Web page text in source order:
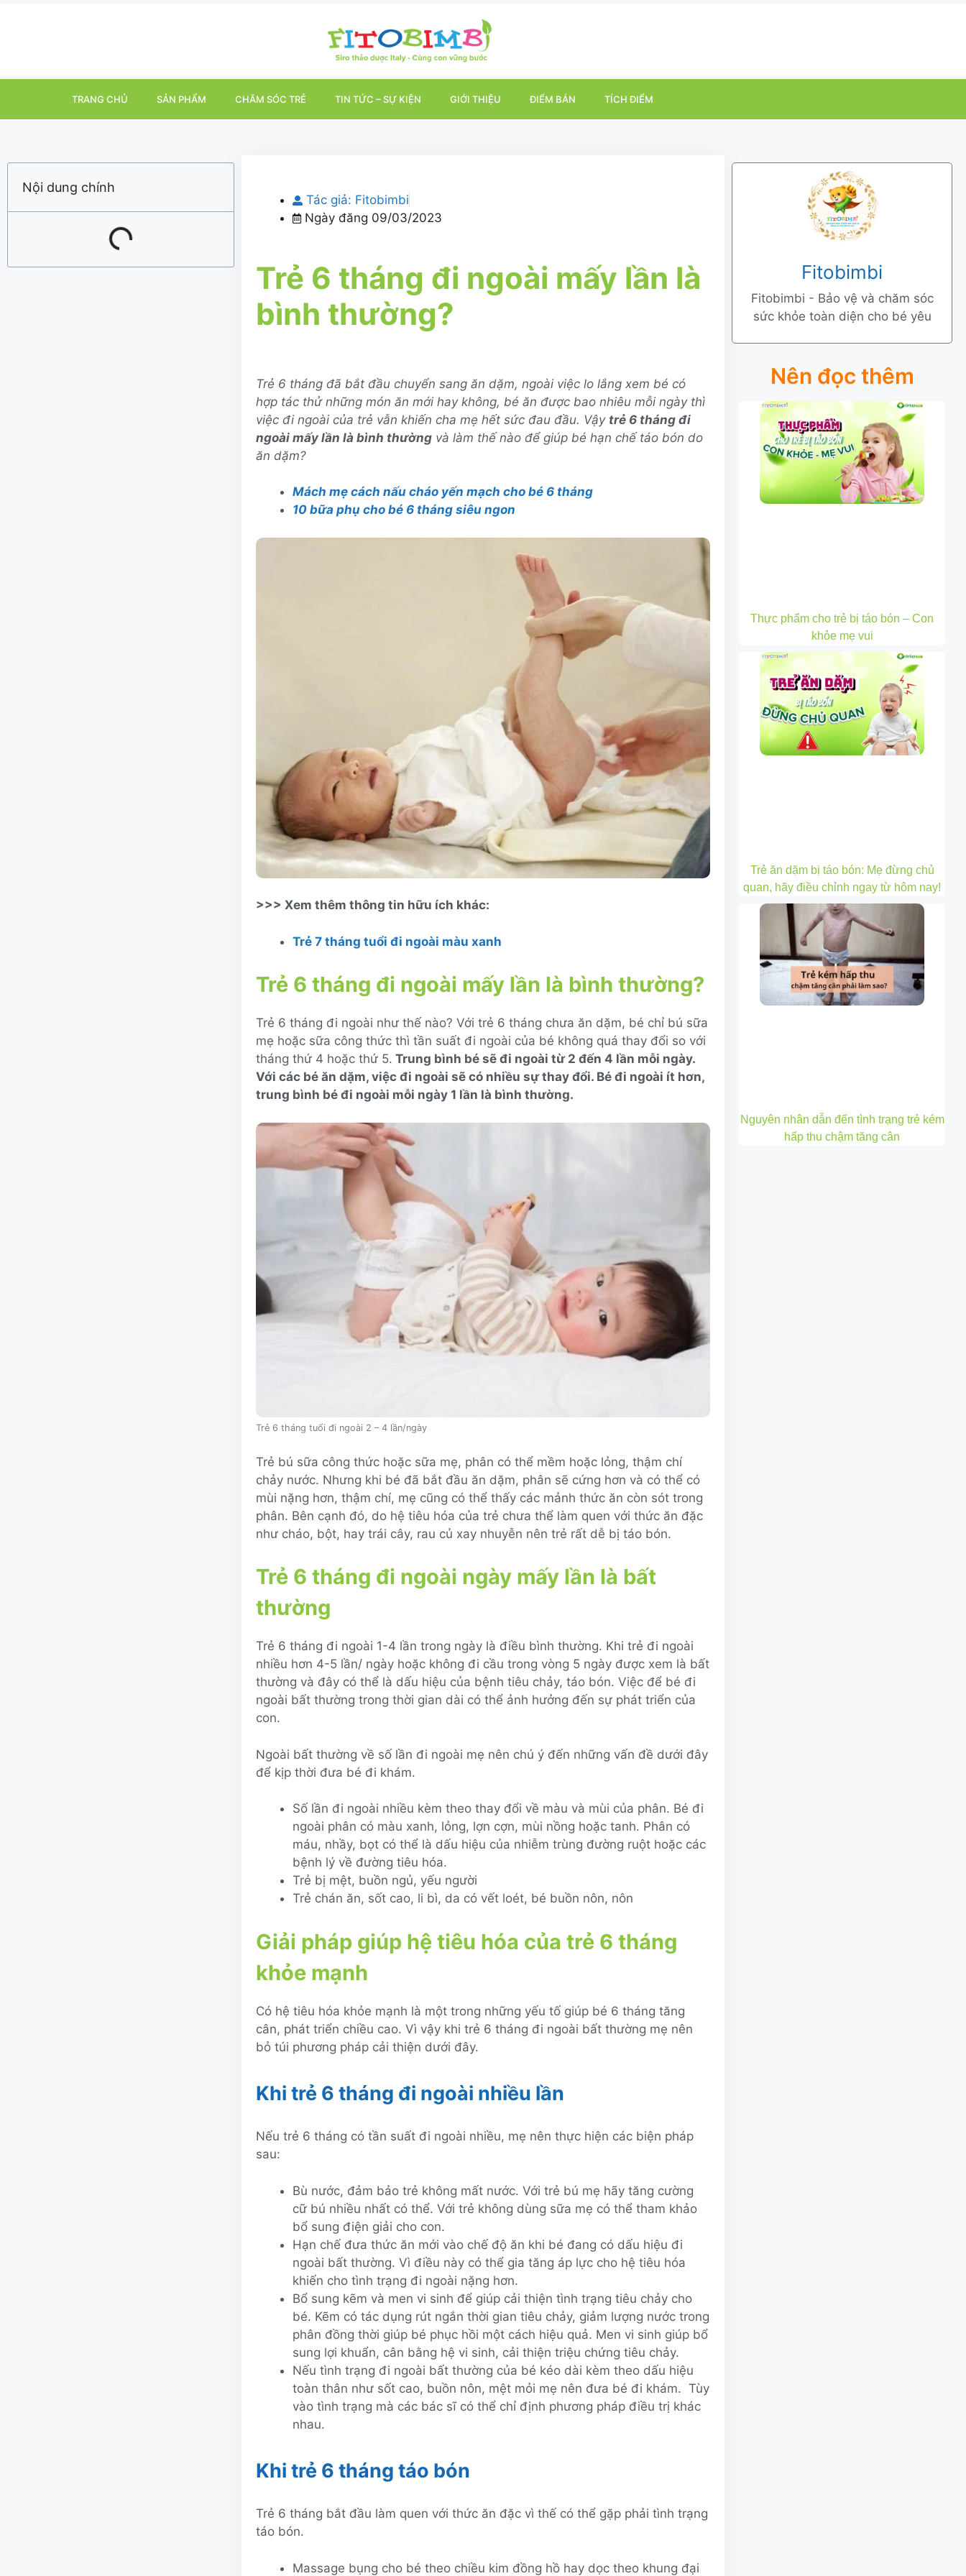
TRANG CHỦ SẢN PHẨM CHĂM SÓC TRẺ TIN TỨC – SỰ KIỆN GIỚI THIỆU ĐIỂM BÁN TÍCH ĐIỂM
Nội dung chính
Tác giả: Fitobimbi
Ngày đăng 09/03/2023
Trẻ 6 tháng đi ngoài mấy lần là
bình thường?
Trẻ 6 tháng đã bắt đầu chuyển sang ăn dặm, ngoài việc lo lắng xem bé có
hợp tác thử những món ăn mới hay không, bé ăn được bao nhiêu mỗi ngày thì
việc đi ngoài của trẻ vẫn khiến cha mẹ hết sức đau đầu. Vậy trẻ 6 tháng đi
ngoài mấy lần là bình thường và làm thế nào để giúp bé hạn chế táo bón do
ăn dặm?
Mách mẹ cách nấu cháo yến mạch cho bé 6 tháng
10 bữa phụ cho bé 6 tháng siêu ngon
>>> Xem thêm thông tin hữu ích khác:
Trẻ 7 tháng tuổi đi ngoài màu xanh
Trẻ 6 tháng đi ngoài mấy lần là bình thường?
Trẻ 6 tháng đi ngoài như thế nào? Với trẻ 6 tháng chưa ăn dặm, bé chỉ bú sữa
mẹ hoặc sữa công thức thì tần suất đi ngoài của bé không quá thay đổi so với
tháng thứ 4 hoặc thứ 5. Trung bình bé sẽ đi ngoài từ 2 đến 4 lần mỗi ngày.
Với các bé ăn dặm, việc đi ngoài sẽ có nhiều sự thay đổi. Bé đi ngoài ít hơn,
trung bình bé đi ngoài mỗi ngày 1 lần là bình thường.
Trẻ 6 tháng tuổi đi ngoài 2 – 4 lần/ngày
Trẻ bú sữa công thức hoặc sữa mẹ, phân có thể mềm hoặc lỏng, thậm chí
chảy nước. Nhưng khi bé đã bắt đầu ăn dặm, phân sẽ cứng hơn và có thể có
mùi nặng hơn, thậm chí, mẹ cũng có thể thấy các mảnh thức ăn còn sót trong
phân. Bên cạnh đó, do hệ tiêu hóa của trẻ chưa thể làm quen với thức ăn đặc
như cháo, bột, hay trái cây, rau củ xay nhuyễn nên trẻ rất dễ bị táo bón.
Trẻ 6 tháng đi ngoài ngày mấy lần là bất
thường
Trẻ 6 tháng đi ngoài 1-4 lần trong ngày là điều bình thường. Khi trẻ đi ngoài
nhiều hơn 4-5 lần/ ngày hoặc không đi cầu trong vòng 5 ngày được xem là bất
thường và đây có thể là dấu hiệu của bệnh tiêu chảy, táo bón. Việc để bé đi
ngoài bất thường trong thời gian dài có thể ảnh hưởng đến sự phát triển của
con.
Ngoài bất thường về số lần đi ngoài mẹ nên chú ý đến những vấn đề dưới đây
để kịp thời đưa bé đi khám.
Số lần đi ngoài nhiều kèm theo thay đổi về màu và mùi của phân. Bé đi
ngoài phân có màu xanh, lỏng, lợn cợn, mùi nồng hoặc tanh. Phân có
máu, nhầy, bọt có thể là dấu hiệu của nhiễm trùng đường ruột hoặc các
bệnh lý về đường tiêu hóa.
Trẻ bị mệt, buồn ngủ, yếu người
Trẻ chán ăn, sốt cao, li bì, da có vết loét, bé buồn nôn, nôn
Giải pháp giúp hệ tiêu hóa của trẻ 6 tháng
khỏe mạnh
Có hệ tiêu hóa khỏe mạnh là một trong những yếu tố giúp bé 6 tháng tăng
cân, phát triển chiều cao. Vì vậy khi trẻ 6 tháng đi ngoài bất thường mẹ nên
bỏ túi phương pháp cải thiện dưới đây.
Khi trẻ 6 tháng đi ngoài nhiều lần
Nếu trẻ 6 tháng có tần suất đi ngoài nhiều, mẹ nên thực hiện các biện pháp
sau:
Bù nước, đảm bảo trẻ không mất nước. Với trẻ bú mẹ hãy tăng cường
cữ bú nhiều nhất có thể. Với trẻ không dùng sữa mẹ có thể tham khảo
bổ sung điện giải cho con.
Hạn chế đưa thức ăn mới vào chế độ ăn khi bé đang có dấu hiệu đi
ngoài bất thường. Vì điều này có thể gia tăng áp lực cho hệ tiêu hóa
khiến cho tình trạng đi ngoài nặng hơn.
Bổ sung kẽm và men vi sinh để giúp cải thiện tình trạng tiêu chảy cho
bé. Kẽm có tác dụng rút ngắn thời gian tiêu chảy, giảm lượng nước trong
phân đồng thời giúp bé phục hồi một cách hiệu quả. Men vi sinh giúp bổ
sung lợi khuẩn, cân bằng hệ vi sinh, cải thiện triệu chứng tiêu chảy.
Nếu tình trạng đi ngoài bất thường của bé kéo dài kèm theo dấu hiệu
toàn thân như sốt cao, buồn nôn, mệt mỏi mẹ nên đưa bé đi khám. Tùy
vào tình trạng mà các bác sĩ có thể chỉ định phương pháp điều trị khác
nhau.
Khi trẻ 6 tháng táo bón
Trẻ 6 tháng bắt đầu làm quen với thức ăn đặc vì thế có thể gặp phải tình trạng
táo bón.
Massage bụng cho bé theo chiều kim đồng hồ hay dọc theo khung đại
Fitobimbi
Fitobimbi - Bảo vệ và chăm sóc
sức khỏe toàn diện cho bé yêu
Nên đọc thêm
Thực phẩm cho trẻ bị táo bón – Con
khỏe mẹ vui
Trẻ ăn dặm bị táo bón: Mẹ đừng chủ
quan, hãy điều chỉnh ngay từ hôm nay!
Nguyên nhân dẫn đến tình trạng trẻ kém
hấp thu chậm tăng cân